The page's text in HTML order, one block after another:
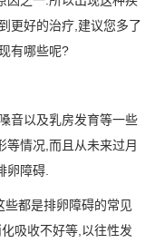
更好的治疗,建议您多了
有哪些呢?
以及乳房发育等一些
等情况,而且从未来过月
卵障碍.
都是排卵障碍的常见
吸收不好等,以往性发